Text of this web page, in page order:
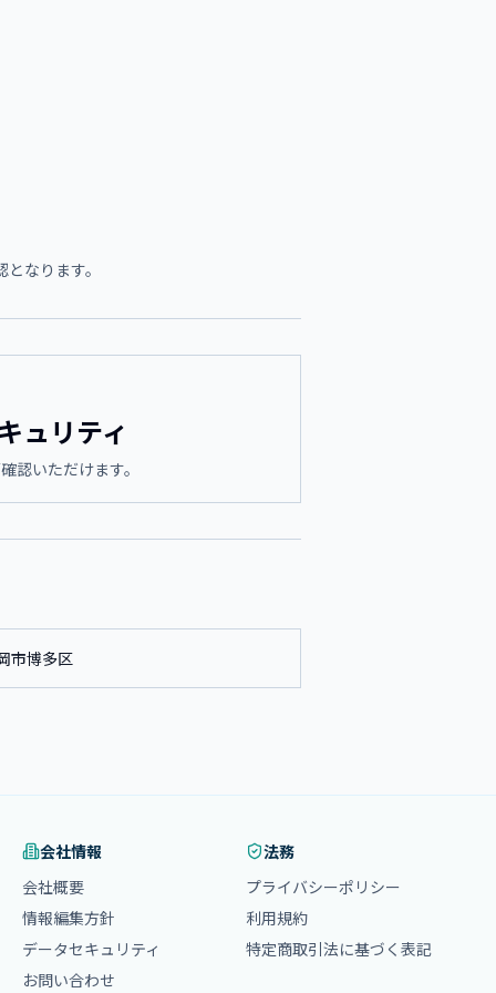
なります。
ュリティ
認いただけます。
市博多区
会社情報
会社概要
情報編集方針
データセキュリティ
お問い合わせ
法務
プライバシーポリシー
利用規約
特定商取引法に基づく表記